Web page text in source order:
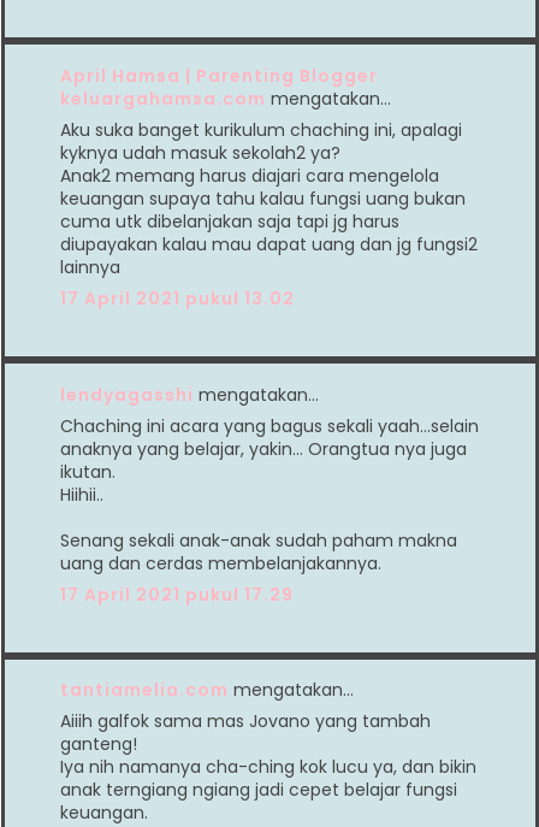
April Hamsa | Parenting Blogger
keluargahamsa.com mengatakan…
Aku suka banget kurikulum chaching ini, apalagi
kyknya udah masuk sekolah2 ya?
Anak2 memang harus diajari cara mengelola
keuangan supaya tahu kalau fungsi uang bukan
cuma utk dibelanjakan saja tapi jg harus
diupayakan kalau mau dapat uang dan jg fungsi2
lainnya
17 April 2021 pukul 13.02
lendyagasshi mengatakan…
Chaching ini acara yang bagus sekali yaah...selain
anaknya yang belajar, yakin... Orangtua nya juga
ikutan.
Hiihii..
Senang sekali anak-anak sudah paham makna
uang dan cerdas membelanjakannya.
17 April 2021 pukul 17.29
tantiamelia.com mengatakan…
Aiiih galfok sama mas Jovano yang tambah
ganteng!
Iya nih namanya cha-ching kok lucu ya, dan bikin
anak terngiang ngiang jadi cepet belajar fungsi
keuangan.